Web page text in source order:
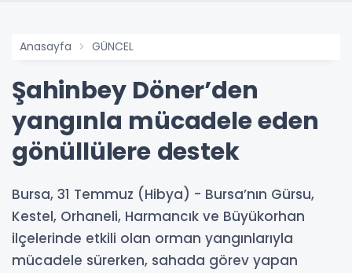
Anasayfa GÜNCEL
Şahinbey Döner’den
yangınla mücadele eden
gönüllülere destek
Bursa, 31 Temmuz (Hibya) - Bursa’nın Gürsu,
Kestel, Orhaneli, Harmancık ve Büyükorhan
ilçelerinde etkili olan orman yangınlarıyla
mücadele sürerken, sahada görev yapan